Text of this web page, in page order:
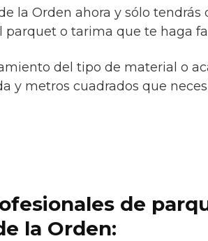
la Orden ahora y sólo
parquet o tarima que te haga
del tipo de material o
y metros cuadrados que
de
la Orden: